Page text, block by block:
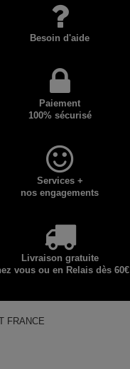
Besoin d'aide
Paiement
100% sécurisé
Services +
nos engagements
Livraison gratuite
vous ou en Relais dès 60€
FRANCE